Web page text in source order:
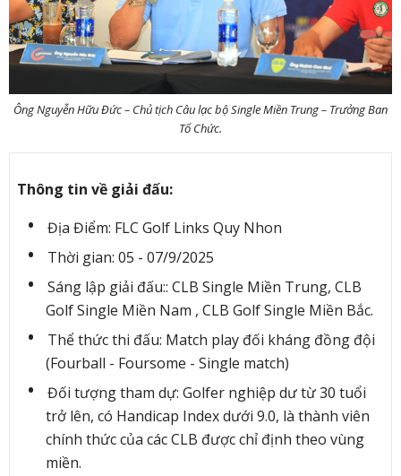
Ông Nguyễn Hữu Đức – Chủ tịch Câu lạc bộ Single Miền Trung – Trưởng Ban
Tổ Chức.
Thông tin về giải đấu:
Địa Điểm: FLC Golf Links Quy Nhon
Thời gian: 05 - 07/9/2025
Sáng lập giải đấu:: CLB Single Miền Trung, CLB
Golf Single Miền Nam , CLB Golf Single Miền Bắc.
Thể thức thi đấu: Match play đối kháng đồng đội
(Fourball - Foursome - Single match)
Đối tượng tham dự: Golfer nghiệp dư từ 30 tuổi
trở lên, có Handicap Index dưới 9.0, là thành viên
chính thức của các CLB được chỉ định theo vùng
miền.